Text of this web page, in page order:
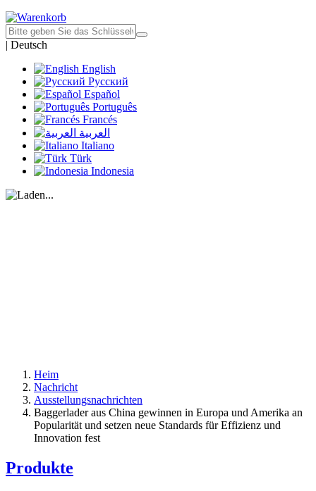
| Deutsch
English
Русский
Español
Português
Francés
العربية
Italiano
Türk
Indonesia
Heim
Nachricht
Ausstellungsnachrichten
Baggerlader aus China gewinnen in Europa und Amerika an
Popularität und setzen neue Standards für Effizienz und
Innovation fest
Produkte